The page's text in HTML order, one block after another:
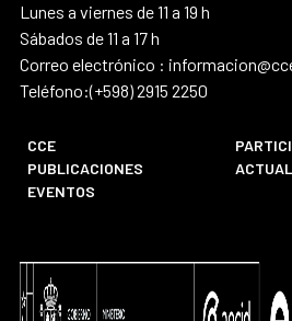
Lunes a viernes de 11 a 19 h
Sábados de 11 a 17 h
Correo electrónico :
Teléfono:(+598) 2915 2250
CCE
PUBLICACIONES
EVENTOS